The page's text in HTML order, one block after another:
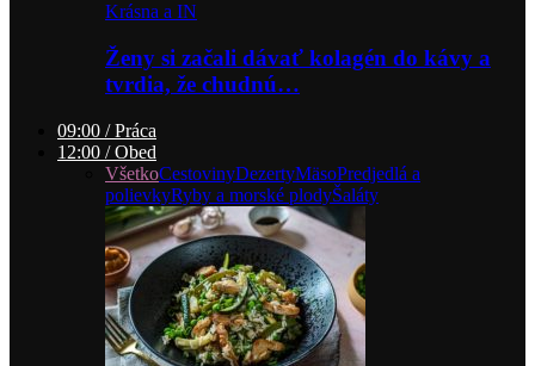
Krásna a IN
Ženy si začali dávať kolagén do kávy a
tvrdia, že chudnú…
09:00 / Práca
12:00 / Obed
VšetkoCestovinyDezertyMäsoPredjedlá a
polievkyRyby a morské plodyŠaláty